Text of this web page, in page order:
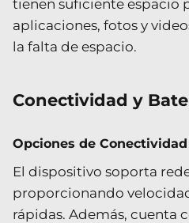
tienen suficiente espacio
aplicaciones, fotos y
la falta de espacio.
Conectividad y
Opciones de Conectividad
El dispositivo soporta
proporcionando
rápidas. Además, cuenta